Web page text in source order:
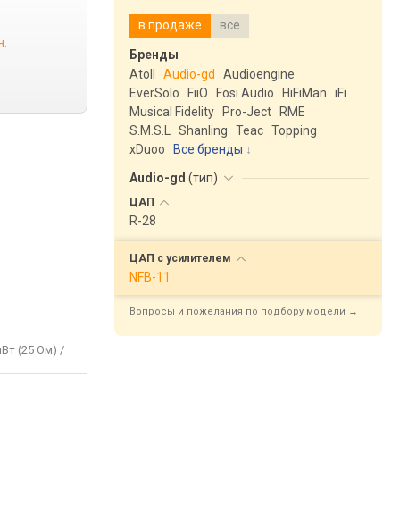
(25 Ом) /
в продаже все
Бренды
Atoll
Audio-gd
Audioengine
EverSolo
FiiO Fosi Audio HiFiMan
iFi
Musical Fidelity
Pro-Ject
RME
S.M.S.L
Shanling Teac Topping
xDuoo
Все бренды
Audio-gd (тип)
ЦАП
R-28
ЦАП с усилителем
NFB-11
Вопросы и пожелания по подбору модели →